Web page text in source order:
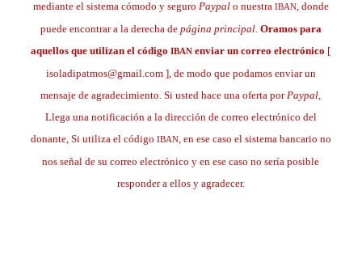
mediante el sistema cómodo y seguro Paypalo nuestra IBAN, donde
puede encontrar a la derecha de página principal. Oramos para
aquellos que utilizan el códigoIBAN enviar un correo electrónico [
isoladipatmos@gmail.com ], de modo que podamos enviar un
mensaje de agradecimiento. Si usted hace una oferta porPaypal,
Llega una notificación a la dirección de correo electrónico del
donante, Si utiliza el código IBAN, en ese caso el sistema bancario no
nos señal de su correo electrónico y en ese caso no sería posible
responder a ellos y agradecer.